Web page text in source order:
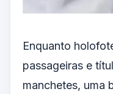
Enquanto
passageiras e
manchetes, uma